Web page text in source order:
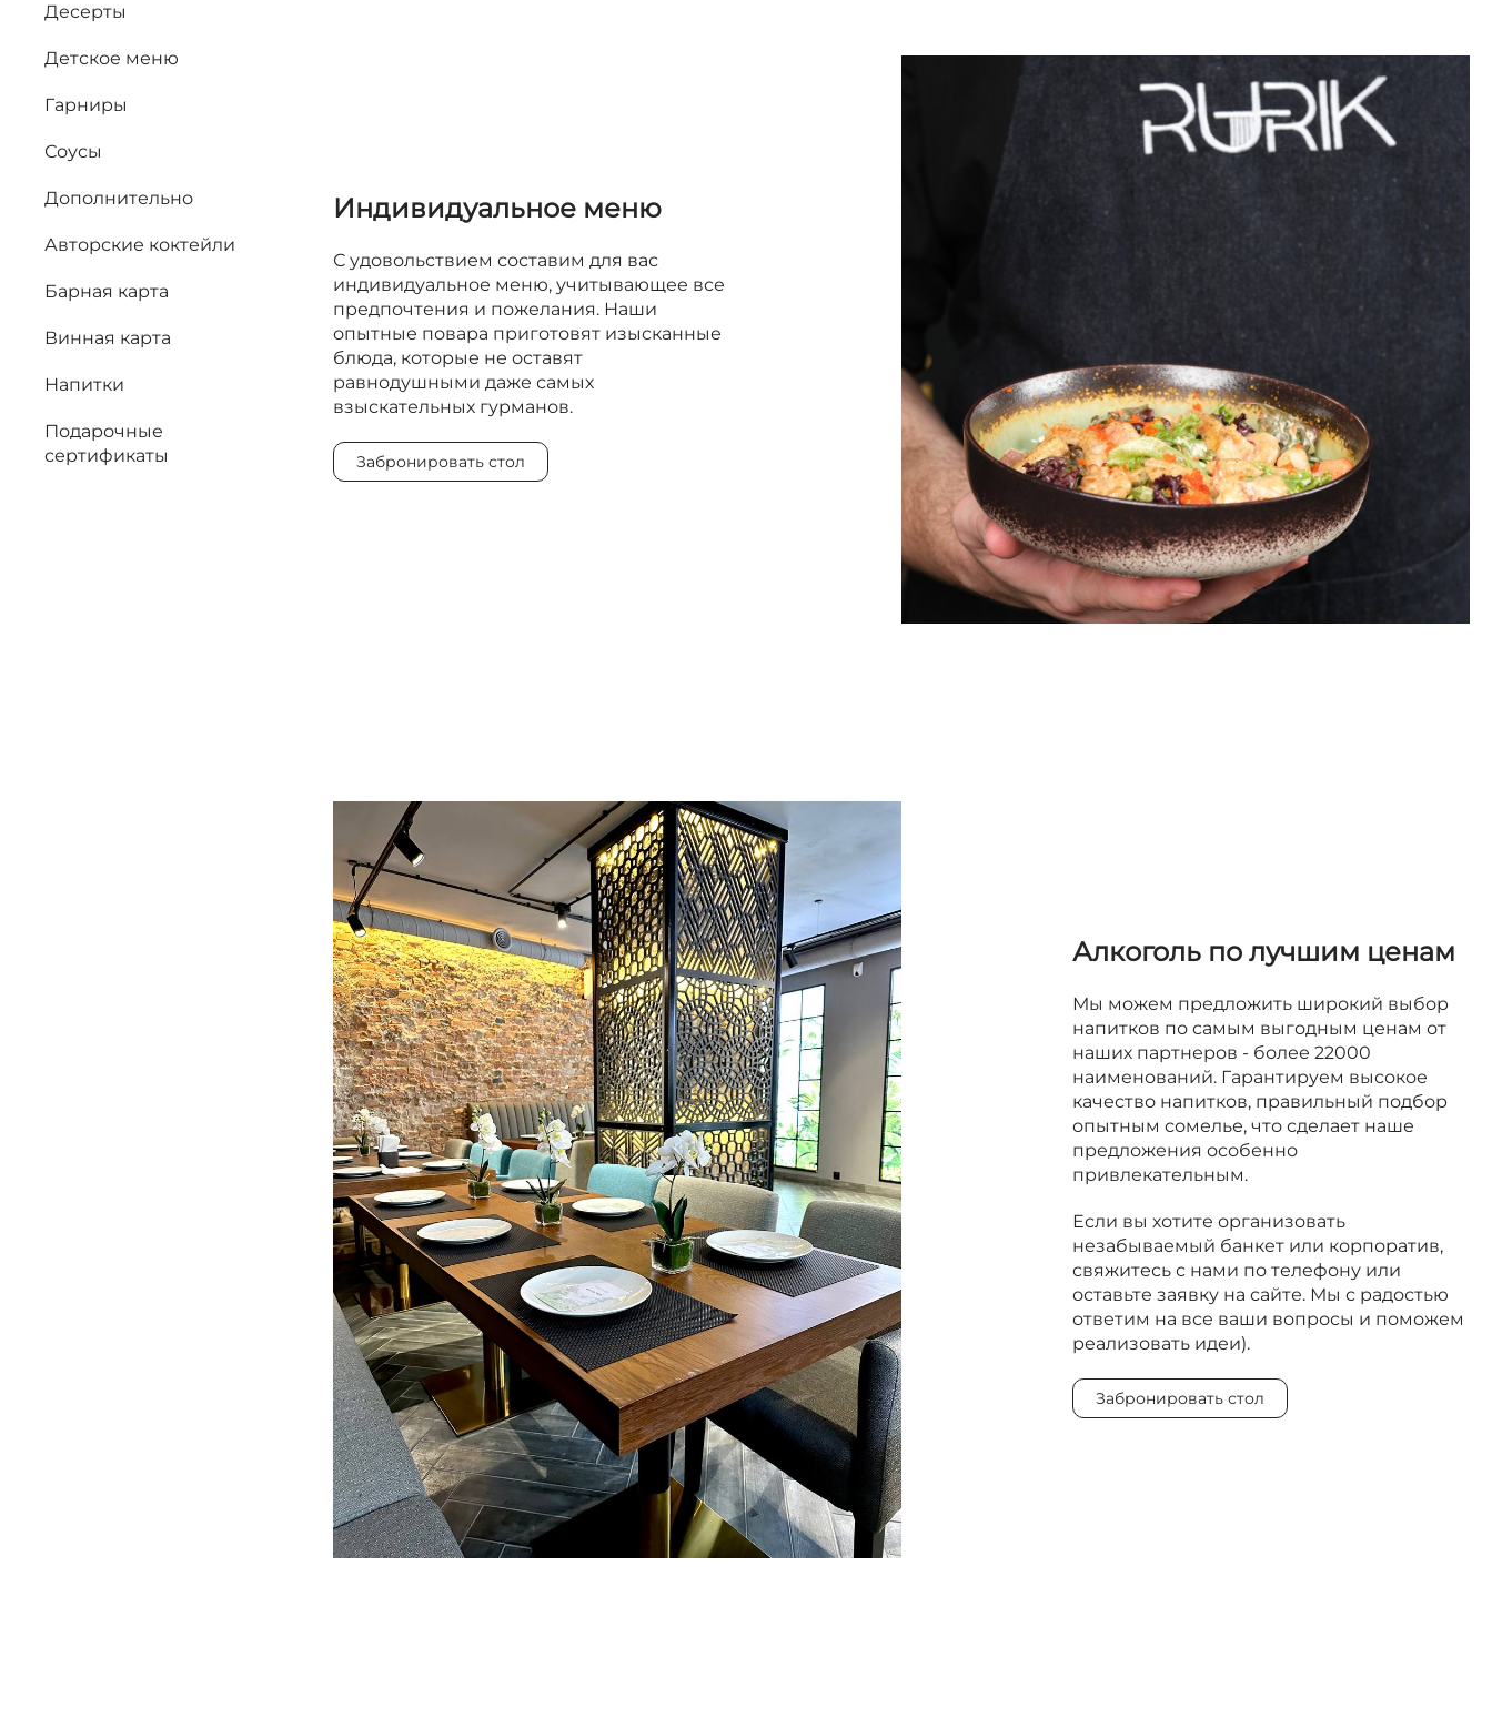
Десерты
Детское меню
Гарниры
Соусы
Дополнительно
Авторские коктейли
Барная карта
Винная карта
Напитки
Подарочные
сертификаты
Индивидуальное меню
С удовольствием составим для вас
индивидуальное меню, учитывающее все
предпочтения и пожелания. Наши
опытные повара приготовят изысканные
блюда, которые не оставят
равнодушными даже самых
взыскательных гурманов.
Забронировать стол
Алкоголь по лучшим ценам
Мы можем предложить широкий выбор
напитков по самым выгодным ценам от
наших партнеров - более 22000
наименований. Гарантируем высокое
качество напитков, правильный подбор
опытным сомелье, что сделает наше
предложения особенно
привлекательным.
Если вы хотите организовать
незабываемый банкет или корпоратив,
свяжитесь с нами по телефону или
оставьте заявку на сайте. Мы с радостью
ответим на все ваши вопросы и поможем
реализовать идеи).
Забронировать стол